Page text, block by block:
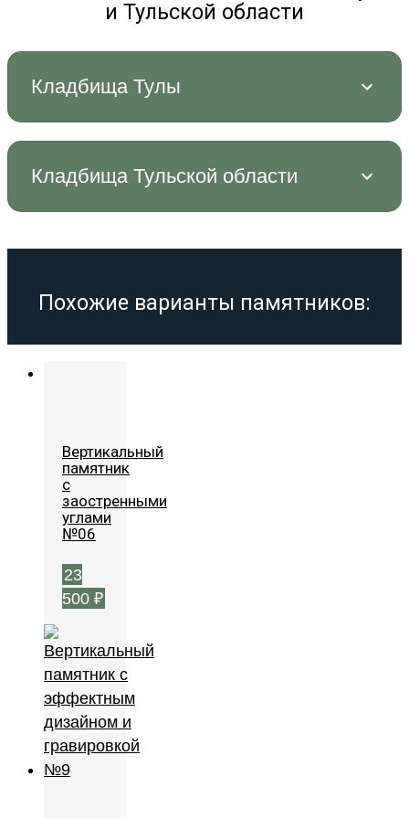
и Тульской области
Кладбища Тулы
Кладбища Тульской области
Похожие варианты памятников:
Вертикальный
памятник
с
заостренными
углами
№06
23
500 ₽